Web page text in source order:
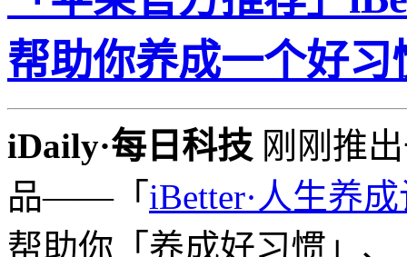
帮助你养成一个好习
iDaily·每日科技 刚刚推
品——「 iBetter·人生养
帮助你「养成好习惯」